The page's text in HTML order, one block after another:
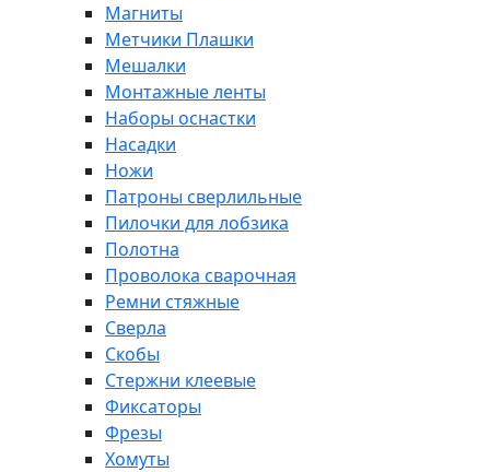
Магниты
Метчики Плашки
Мешалки
Монтажные ленты
Наборы оснастки
Насадки
Ножи
Патроны сверлильные
Пилочки для лобзика
Полотна
Проволока сварочная
Ремни стяжные
Сверла
Скобы
Стержни клеевые
Фиксаторы
Фрезы
Хомуты